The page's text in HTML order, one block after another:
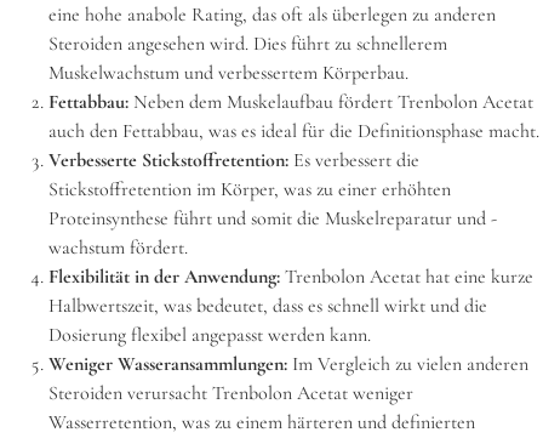
eine hohe anabole Rating, das oft als überlegen zu anderen
Steroiden angesehen wird. Dies führt zu schnellerem
Muskelwachstum und verbessertem Körperbau.
Fettabbau: Neben dem Muskelaufbau fördert Trenbolon Acetat
auch den Fettabbau, was es ideal für die Definitionsphase macht.
Verbesserte Stickstoffretention: Es verbessert die
Stickstoffretention im Körper, was zu einer erhöhten
Proteinsynthese führt und somit die Muskelreparatur und -
wachstum fördert.
Flexibilität in der Anwendung: Trenbolon Acetat hat eine kurze
Halbwertszeit, was bedeutet, dass es schnell wirkt und die
Dosierung flexibel angepasst werden kann.
Weniger Wasseransammlungen: Im Vergleich zu vielen anderen
Steroiden verursacht Trenbolon Acetat weniger
Wasserretention, was zu einem härteren und definierten